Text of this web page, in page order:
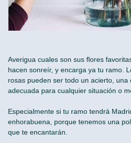
Averigua cuales son sus flores
hacen sonreír, y encarga ya tu ramo.
rosas pueden ser todo un acierto, una
adecuada para cualquier situación o
Especialmente si tu ramo tendrá
enhorabuena, porque tenemos una
que te encantarán.